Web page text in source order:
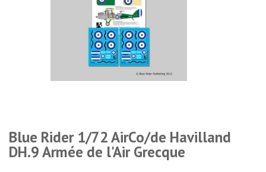
Blue Rider 1/72 AirCo/de Havilland
DH.9 Armée de l'Air Grecque